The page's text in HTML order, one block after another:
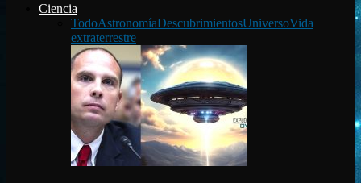
Ciencia
TodoAstronomíaDescubrimientosUniversoVida
extraterrestre